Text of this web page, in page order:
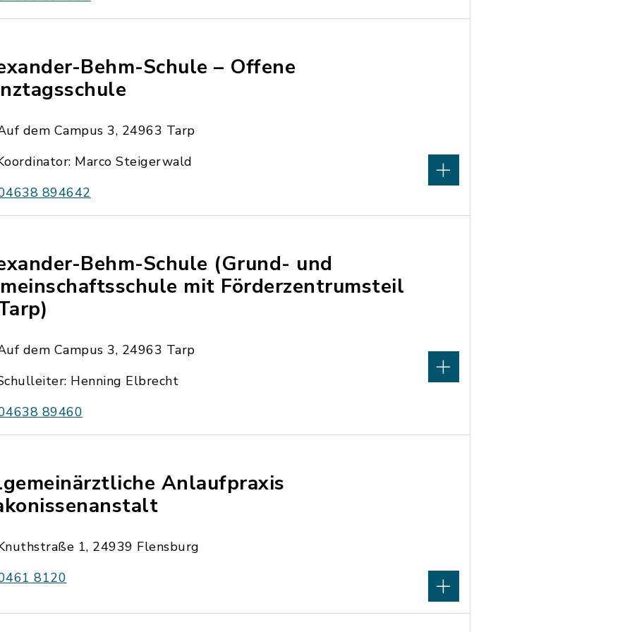
Behm-Schule – Offene
dem Campus 3, 24963 Tarp
Marco Steigerwald
894642
Behm-Schule (Grund- und
mit Förderzentrumsteil
dem Campus 3, 24963 Tarp
Henning Elbrecht
89460
Anlaufpraxis
1, 24939 Flensburg
8120